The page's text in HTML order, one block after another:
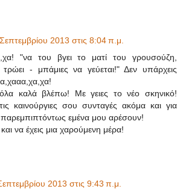
2013 στις 8:04 π.μ.
"να του βγει το ματί του γρουσούζη,
- μπάμιες να γεύεται!" Δεν υπάρχεις
καλά βλέπω! Με γειες το νέο σκηνικό!
καινούργιες σου συνταγές ακόμα και για
εμένα μου αρέσουν!
να έχεις μια χαρούμενη μέρα!
2013 στις 9:43 π.μ.